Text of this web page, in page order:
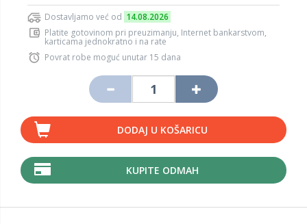
Dostavljamo već od 14.08.2026
Platite gotovinom pri preuzimanju, Internet bankarstvom,
karticama jednokratno i na rate
Povrat robe moguć unutar 15 dana
DODAJ U KOŠARICU
KUPITE ODMAH